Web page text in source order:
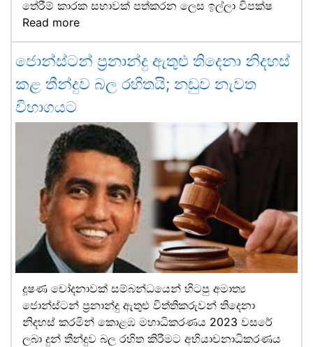
තේරීම් කාරක සභාවක් පත්කරන ලෙස ඉල්ලා විපක්ෂ
Read more
ජොන්ස්ටන් ප්‍රනාන්දු ඇතුළු තිදෙනා නිදහස්
කළ තීන්දුව බල රහිතයි; නඩුව නැවත
විභාගයට
දූෂණ චෝදනාවක් සම්බන්ධයෙන් හිටපු අමාත්‍ය
ජොන්ස්ටන් ප්‍රනාන්දු ඇතුළු විත්තිකරුවන් තිදෙනා
නිදහස් කරමින් කොළඹ මහාධිකරණය 2023 වසරේ
ලබා දුන් තීන්දුව බල රහිත කිරීමට අභියාචනාධිකරණය